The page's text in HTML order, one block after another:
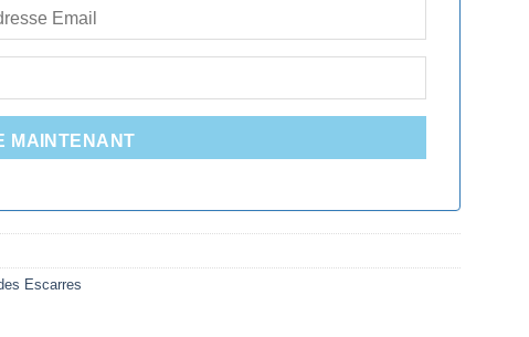
MAINTENANT
Escarres